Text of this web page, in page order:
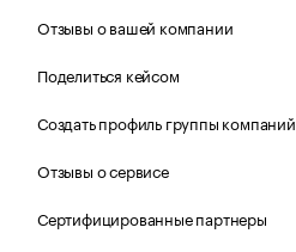
Отзывы о вашей компании
Поделиться кейсом
Создать профиль группы компаний
Отзывы о сервисе
Сертифицированные партнеры